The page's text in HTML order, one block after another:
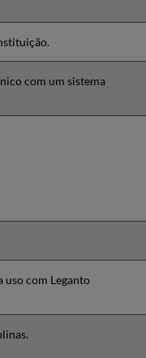
com um sistema
com Leganto